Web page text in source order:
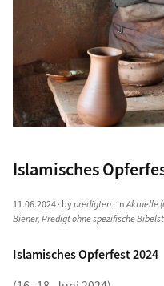
Islamisches
11.06.2024· bypredigten· inAktuelle
Biener,Predigt ohne spezifische
Islamisches Opferfest 2024